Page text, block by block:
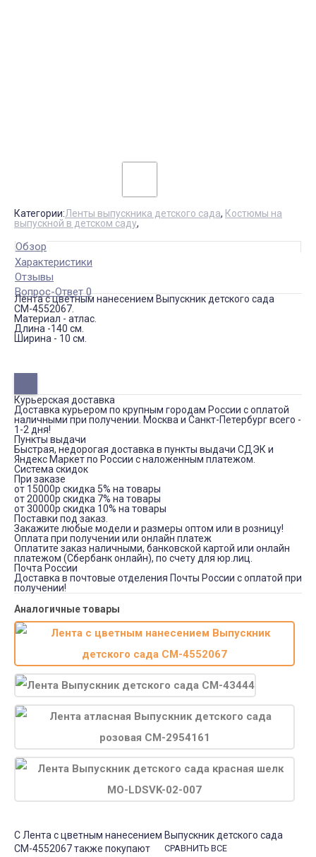
Категории:Ленты выпускника детского сада, Костюмы на
выпускной в детском саду,
Обзор
Характеристики
Отзывы
Вопрос-Ответ 0
Лента с цветным нанесением Выпускник детского сада
СМ-4552067.
Материал - атлас.
Длина -140 см.
Ширина - 10 см.
Курьерская доставка
Доставка курьером по крупным городам России с оплатой
наличными при получении. Москва и Санкт-Петербург всего -
1-2 дня!
Пункты выдачи
Быстрая, недорогая доставка в пункты выдачи СДЭК и
Яндекс Маркет по России с наложенным платежом.
Система скидок
При заказе
от 15000р скидка 5% на товары
от 20000р скидка 7% на товары
от 30000р скидка 10% на товары
Поставки под заказ.
Закажите любые модели и размеры оптом или в розницу!
Оплата при получении или онлайн платеж
Оплатите заказ наличными, банковской картой или онлайн
платежом (Сбербанк онлайн), по счету для юр.лиц.
Почта России
Доставка в почтовые отделения Почты России с оплатой при
получении!
Аналогичные товары
С Лента с цветным нанесением Выпускник детского сада
СМ-4552067 также покупают
СРАВНИТЬ ВСЕ